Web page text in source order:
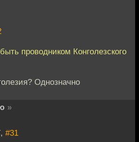
проводником Конголезского
Однозначно
»
#31